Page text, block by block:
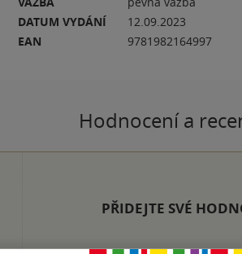
DATUM VYDÁNÍ
12.09.2023
EAN
9781982164997
Hodnocení a
PŘIDEJTE SVÉ